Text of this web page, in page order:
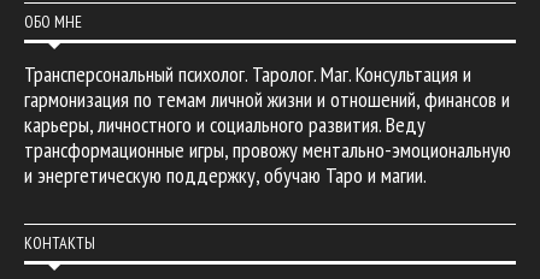
ОБО МНЕ
Трансперсональный психолог. Таролог. Маг. Консультация и
гармонизация по темам личной жизни и отношений, финансов и
карьеры, личностного и социального развития. Веду
трансформационные игры, провожу ментально-эмоциональную
и энергетическую поддержку, обучаю Таро и магии.
КОНТАКТЫ